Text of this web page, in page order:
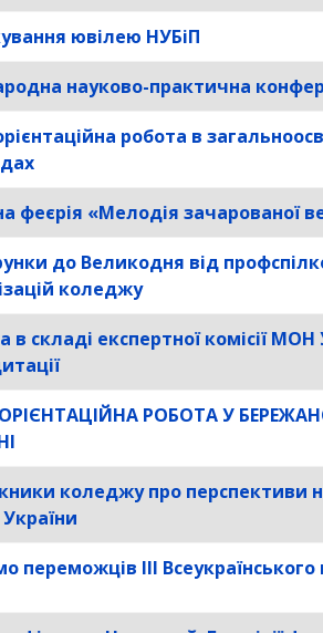
ювілею НУБіП
науково-практична
робота в
феєрія «Мелодія зачарованої
до Великодня від
коледжу
в складі експертної комісії МОН
РОБОТА У
коледжу про перспективи
переможців III Всеукраїнського